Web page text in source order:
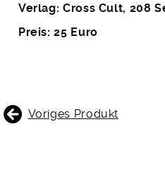
Verlag: Cross Cult, 208
Preis: 25 Euro
Voriges Produkt